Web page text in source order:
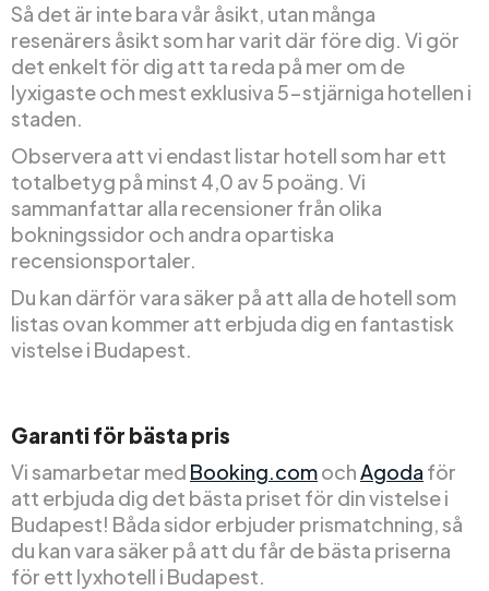
Så det är inte bara vår åsikt, utan många
resenärers åsikt som har varit där före dig. Vi gör
det enkelt för dig att ta reda på mer om de
lyxigaste och mest exklusiva 5-stjärniga hotellen i
staden.
Observera att vi endast listar hotell som har ett
totalbetyg på minst 4,0 av 5 poäng. Vi
sammanfattar alla recensioner från olika
bokningssidor och andra opartiska
recensionsportaler.
Du kan därför vara säker på att alla de hotell som
listas ovan kommer att erbjuda dig en fantastisk
vistelse i Budapest.
Garanti för bästa pris
Vi samarbetar med Booking.comochAgoda för
att erbjuda dig det bästa priset för din vistelse i
Budapest! Båda sidor erbjuder prismatchning, så
du kan vara säker på att du får de bästa priserna
för ett lyxhotell i Budapest.